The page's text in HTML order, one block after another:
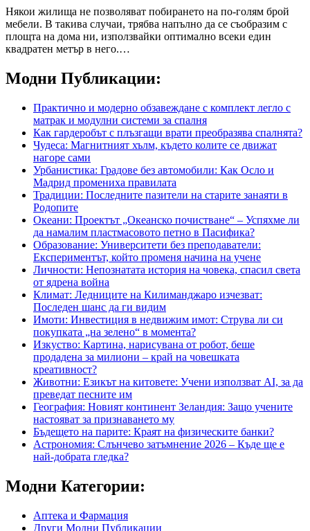
Някои жилища не позволяват побирането на по-голям брой
мебели. В такива случаи, трябва напълно да се съобразим с
площта на дома ни, използвайки оптимално всеки един
квадратен метър в него.…
Модни Публикации:
Практично и модерно обзавеждане с комплект легло с
матрак и модулни системи за спалня
Как гардеробът с плъзгащи врати преобразява спалнята?
Чудеса: Магнитният хълм, където колите се движат
нагоре сами
Урбанистика: Градове без автомобили: Как Осло и
Мадрид промениха правилата
Традиции: Последните пазители на старите занаяти в
Родопите
Океани: Проектът „Океанско почистване“ – Успяхме ли
да намалим пластмасовото петно в Пасифика?
Образование: Университети без преподаватели:
Експериментът, който променя начина на учене
Личности: Непознатата история на човека, спасил света
от ядрена война
Климат: Ледниците на Килиманджаро изчезват:
Последен шанс да ги видим
Имоти: Инвестиция в недвижим имот: Струва ли си
покупката „на зелено“ в момента?
Изкуство: Картина, нарисувана от робот, беше
продадена за милиони – край на човешката
креативност?
Животни: Езикът на китовете: Учени използват AI, за да
преведат песните им
География: Новият континент Зеландия: Защо учените
настояват за признаването му
Бъдещето на парите: Краят на физическите банки?
Астрономия: Слънчево затъмнение 2026 – Къде ще е
най-добрата гледка?
Модни Категории:
Аптека и Фармация
Други Модни Публикации